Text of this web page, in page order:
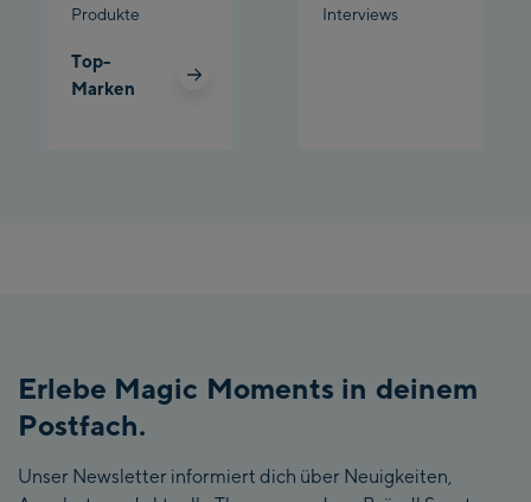
Produkte
Top-
Marken
Interviews
Erlebe Magic Moments in deinem
Postfach.
Unser Newsletter informiert dich über Neuigkeiten,